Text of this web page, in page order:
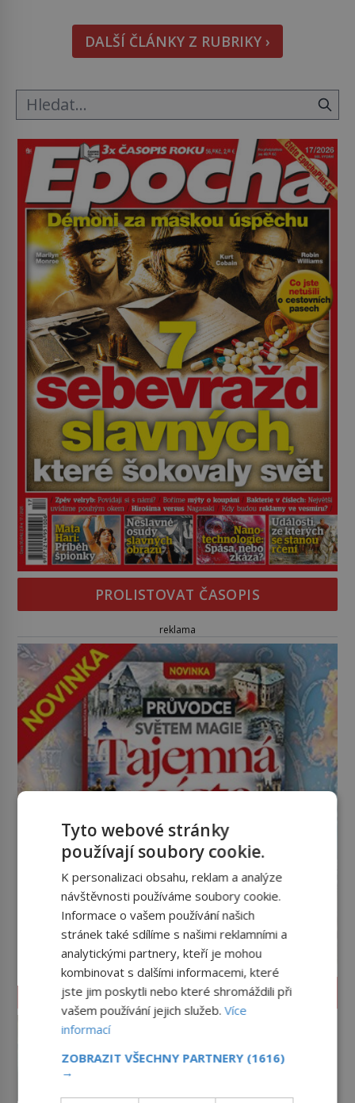
znetvořené válkou, tresty nebo nehodami. Jejich
metody jsou překvapivě promyšlené a některé
principy používají chirurgové dodnes. Úplně první
DALŠÍ ČLÁNKY Z RUBRIKY ›
PROLISTOVAT ČASOPIS
reklama
HISTORIE
Casanova v Pobaltí: Co měl
se svobodnými zednáři?
V roce 1764 byste mohli na
Tyto webové stránky
používají soubory cookie.
K personalizaci obsahu, reklam a analýze
návštěvnosti používáme soubory cookie.
Informace o vašem používání našich
stránek také sdílíme s našimi reklamními a
analytickými partnery, kteří je mohou
kombinovat s dalšími informacemi, které
jste jim poskytli nebo které shromáždili při
vašem používání jejich služeb.Více
informací
ZOBRAZIT VŠECHNY PARTNERY (1616)
→